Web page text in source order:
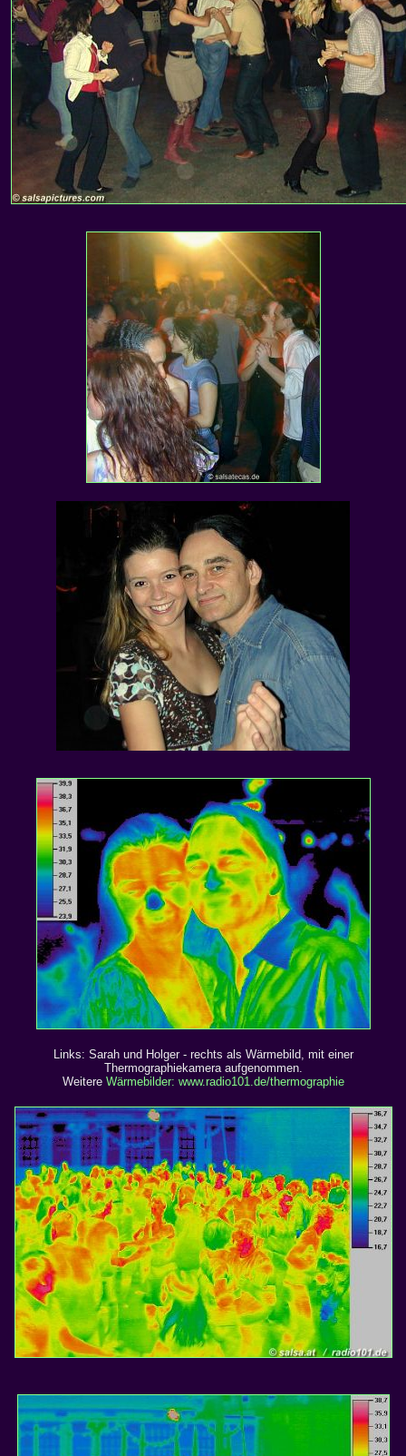
Links: Sarah und Holger - rechts als Wärmebild, mit einer
Thermographiekamera aufgenommen.
Weitere Wärmebilder: www.radio101.de/thermographie